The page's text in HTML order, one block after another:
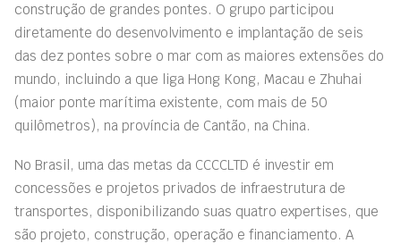
construção de grandes pontes. O grupo participou
diretamente do desenvolvimento e implantação de seis
das dez pontes sobre o mar com as maiores extensões do
mundo, incluindo a que liga Hong Kong, Macau e Zhuhai
(maior ponte marítima existente, com mais de 50
quilômetros), na província de Cantão, na China.
No Brasil, uma das metas da CCCCLTD é investir em
concessões e projetos privados de infraestrutura de
transportes, disponibilizando suas quatro expertises, que
são projeto, construção, operação e financiamento. A